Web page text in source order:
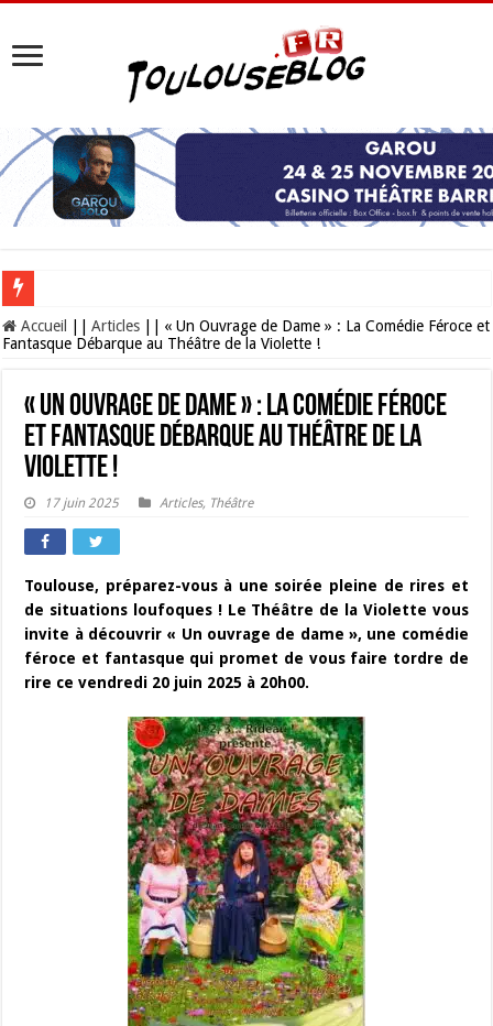
Les Nocturnes de la Cité de l’espace 2026 : l’événement incontournable de
Accueil Articles
« Un Ouvrage de Dame » : La Comédie Féroce et
Fantasque Débarque au Théâtre de la Violette !
« Un Ouvrage de Dame » : La Comédie Féroce
et Fantasque Débarque au Théâtre de la
Violette !
17 juin 2025 Articles, Théâtre
Toulouse, préparez-vous à une soirée pleine de rires et
de situations loufoques ! Le Théâtre de la Violette vous
invite à découvrir « Un ouvrage de dame », une comédie
féroce et fantasque qui promet de vous faire tordre de
rire ce vendredi 20 juin 2025 à 20h00.